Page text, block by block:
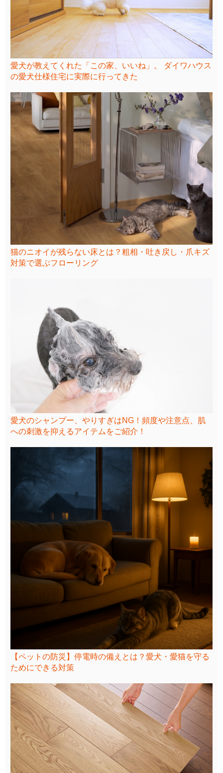
愛犬が教えてくれた「この家、いいね」。 ダイワハウス
の愛犬仕様住宅に実際に行ってきた
猫のニオイが残らない床とは？粗相・吐き戻し・爪キズ
対策で選ぶフローリング
愛犬のシャンプー、やりすぎはNG！頻度や注意点、肌
への刺激を抑えるアイテムをご紹介！
【ペットの防災】停電時の備えとは？愛犬・愛猫を守る
ためにできる対策